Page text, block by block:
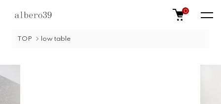
0
TOP low table